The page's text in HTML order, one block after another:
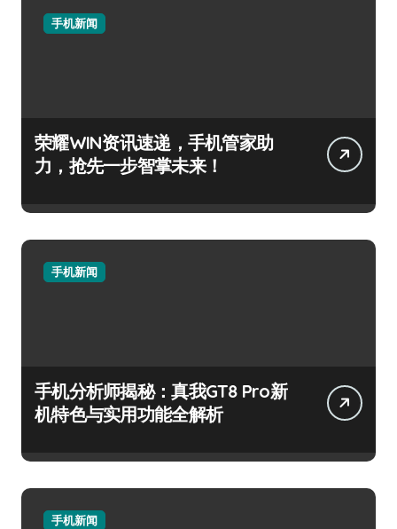
手机新闻
荣耀WIN资讯速递，手机管家助
力，抢先一步智掌未来！
手机新闻
手机分析师揭秘：真我GT8 Pro新
机特色与实用功能全解析
手机新闻